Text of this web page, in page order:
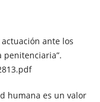
actuación ante los
humana es un valor